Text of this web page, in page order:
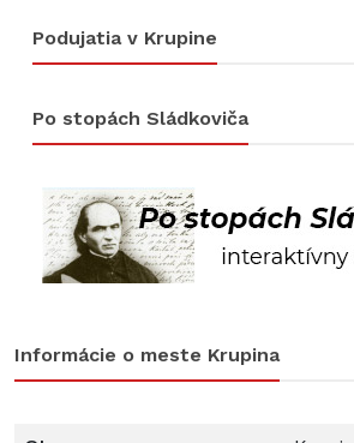
Podujatia v Krupine
Po stopách Sládkoviča
Informácie o meste Krupina